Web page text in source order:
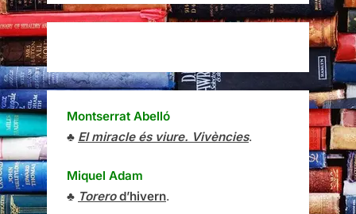
Montserrat Abelló
♣ El miracle és viure. Vivències.
Miquel Adam
♣ Torerod’hivern.